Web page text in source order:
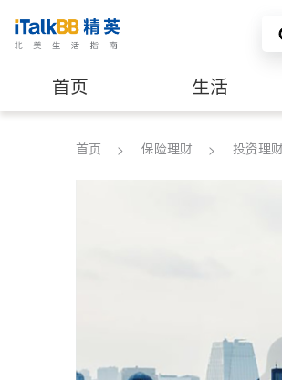
首页 生活
养老 非盈利组织
首页 保险理财 投资理财